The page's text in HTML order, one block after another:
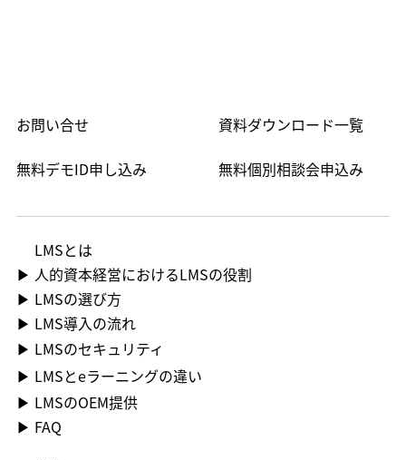
無料個別相談会申込み
無料デモID申し込み
資料ダウンロード一覧
お問い合せ
LMS​とは
▶ 人的資本経営におけるLMSの役割
▶ LMSの選び方
▶ LMS導入の流れ
▶ LMSのセキュリティ
▶ LMSとeラーニングの違い
▶ LMSのOEM提供
▶ FAQ